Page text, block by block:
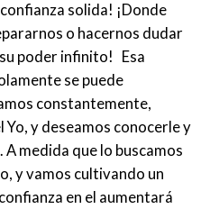
solida! ¡Donde
o hacernos dudar
poder infinito! Esa
se puede
constantemente,
y deseamos conocerle y
medida que lo buscamos
y vamos cultivando un
en el aumentará